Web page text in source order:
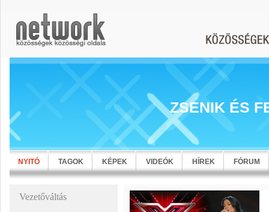
ZSENIK ÉS
NYITÓ TAGOK KÉPEK VIDEÓK HÍREK FÓRUM
Vezetőváltás